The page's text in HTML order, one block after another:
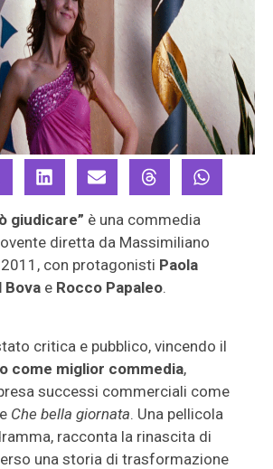
giudicare” è una commedia
diretta da Massimiliano
con protagonisti Paola
Bova e Rocco Papaleo.
critica e pubblico, vincendo il
come miglior commedia,
successi commerciali come
Che bella giornata. Una pellicola
racconta la rinascita di
una storia di trasformazione